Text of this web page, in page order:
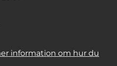
information om hur du